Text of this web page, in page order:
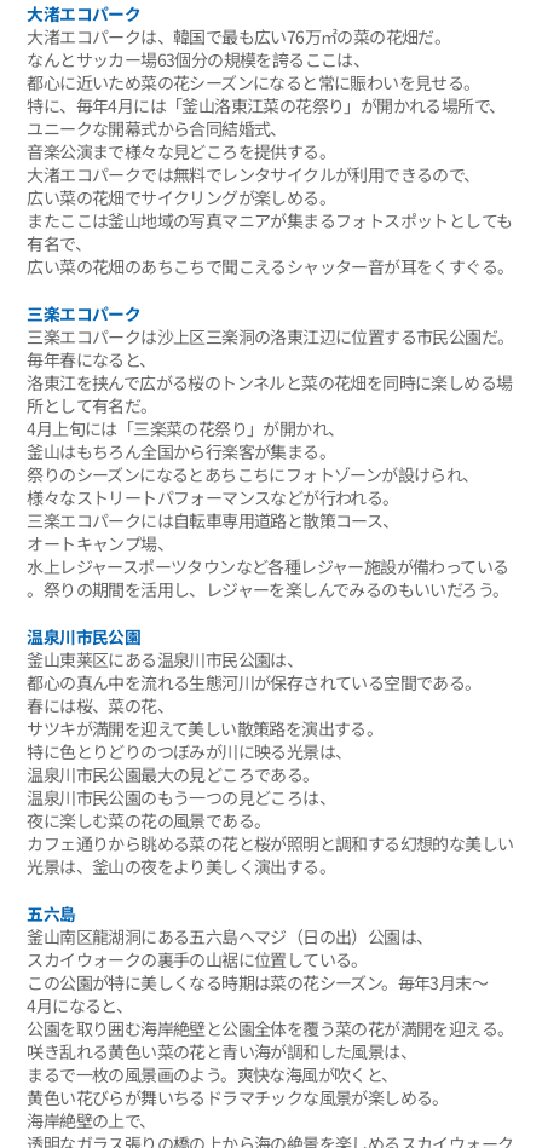
大渚エコパーク
大渚エコパークは、韓国で最も広い76万㎡の菜の花畑だ。
なんとサッカー場63個分の規模を誇るここは、
都心に近いため菜の花シーズンになると常に賑わいを見せる。
特に、毎年4月には「釜山洛東江菜の花祭り」が開かれる場所で、
ユニークな開幕式から合同結婚式、
音楽公演まで様々な見どころを提供する。
大渚エコパークでは無料でレンタサイクルが利用できるので、
広い菜の花畑でサイクリングが楽しめる。
またここは釜山地域の写真マニアが集まるフォトスポットとしても
有名で、
広い菜の花畑のあちこちで聞こえるシャッター音が耳をくすぐる。
三楽エコパーク
三楽エコパークは沙上区三楽洞の洛東江辺に位置する市民公園だ。
毎年春になると、
洛東江を挟んで広がる桜のトンネルと菜の花畑を同時に楽しめる場
所として有名だ。
4月上旬には「三楽菜の花祭り」が開かれ、
釜山はもちろん全国から行楽客が集まる。
祭りのシーズンになるとあちこちにフォトゾーンが設けられ、
様々なストリートパフォーマンスなどが行われる。
三楽エコパークには自転車専用道路と散策コース、
オートキャンプ場、
水上レジャースポーツタウンなど各種レジャー施設が備わっている
。祭りの期間を活用し、レジャーを楽しんでみるのもいいだろう。
温泉川市民公園
釜山東莱区にある温泉川市民公園は、
都心の真ん中を流れる生態河川が保存されている空間である。
春には桜、菜の花、
サツキが満開を迎えて美しい散策路を演出する。
特に色とりどりのつぼみが川に映る光景は、
温泉川市民公園最大の見どころである。
温泉川市民公園のもう一つの見どころは、
夜に楽しむ菜の花の風景である。
カフェ通りから眺める菜の花と桜が照明と調和する幻想的な美しい
光景は、釜山の夜をより美しく演出する。
五六島
釜山南区龍湖洞にある五六島ヘマジ（日の出）公園は、
スカイウォークの裏手の山裾に位置している。
この公園が特に美しくなる時期は菜の花シーズン。毎年3月末〜
4月になると、
公園を取り囲む海岸絶壁と公園全体を覆う菜の花が満開を迎える。
咲き乱れる黄色い菜の花と青い海が調和した風景は、
まるで一枚の風景画のよう。爽快な海風が吹くと、
黄色い花びらが舞いちるドラマチックな風景が楽しめる。
海岸絶壁の上で、